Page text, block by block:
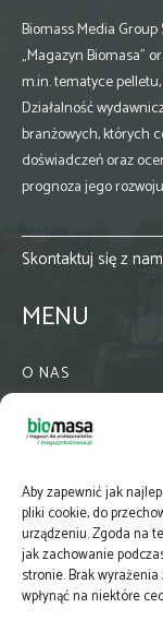
Aby zapewnić jak
pliki cookie, do
urządzeniu. Zgoda na
jak zachowanie
stronie. Brak
wpłynąć na niektóre
Biomass Media
„Magazyn Biomasa”
m.in. tematyce
Działalność
branżowych, których
doświadczeń oraz
prognoza jego
Skontaktuj się z
MENU
O NAS
WSPÓŁPRACA
PRENUMERATA
NEWSLETTER
MAPY
E-WYDANIE